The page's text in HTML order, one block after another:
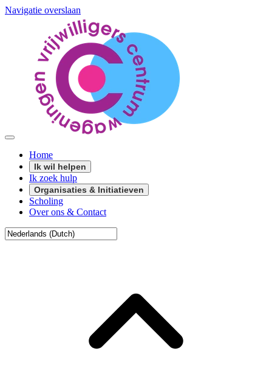
Navigatie overslaan
Home
Ik wil helpen
Ik zoek hulp
Organisaties & Initiatieven
Scholing
Over ons & Contact